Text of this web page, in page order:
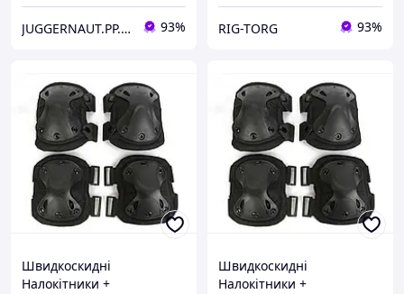
JUGGERNAUT.PP.UA 93% RIG-TORG 93%
Швидкоскидні
Налокітники +
Швидкоскидні
Налокітники +